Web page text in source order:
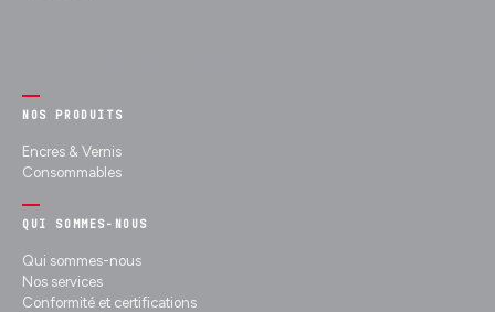
NOS PRODUITS
Encres & Vernis
Consommables
QUI SOMMES-NOUS
Qui sommes-nous
Nos services
Conformité et certifications